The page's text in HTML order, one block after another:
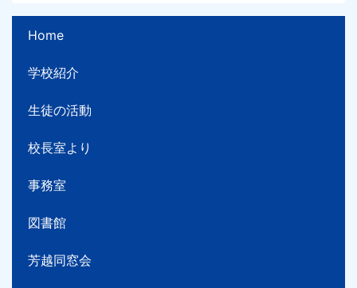
Home
学校紹介
生徒の活動
校長室より
事務室
図書館
芳越同窓会